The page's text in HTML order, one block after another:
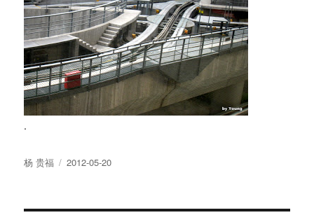
.
Author
杨 贵福
Posted
2012-05-20